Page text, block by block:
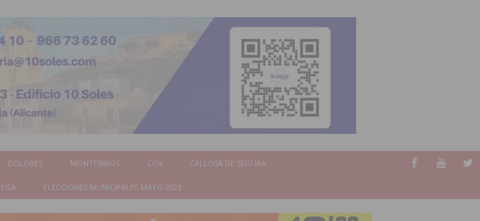
DOLORES MONTESINOS COX CALLOSA DE SEGURA
ELECCIONES MUNICIPALES MAYO 2023